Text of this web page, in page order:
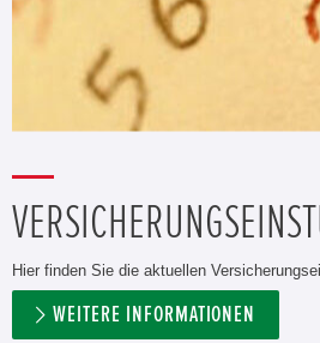
Hier finden Sie die aktuellen
WEITERE INFORMATIONEN